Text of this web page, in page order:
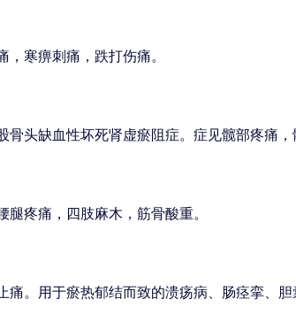
寒痹刺痛，跌打伤痛。
骨头缺血性坏死肾虚瘀阻症。症见髋部疼痛，
疼痛，四肢麻木，筋骨酸重。
痛。用于瘀热郁结而致的溃疡病、肠痉挛、胆